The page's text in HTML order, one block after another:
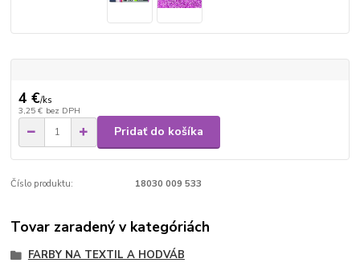
4 €/ks
3,25 € bez DPH
Pridať do košíka
Číslo produktu: 18030 009 533
Tovar zaradený v kategóriách
FARBY NA TEXTIL A HODVÁB